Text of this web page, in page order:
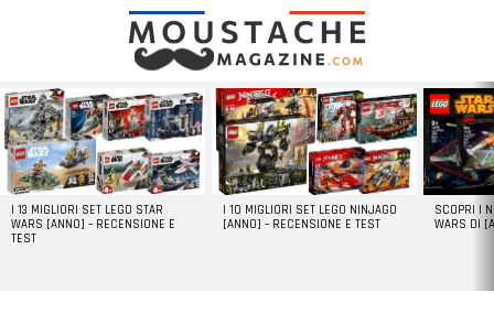
LATEST
STORIES
I 13 MIGLIORI SET LEGO STAR
WARS [ANNO] – RECENSIONE E
TEST
I 10 MIGLIORI SET LEGO NINJAGO
[ANNO] – RECENSIONE E TEST
SCOPRI I
WARS DI